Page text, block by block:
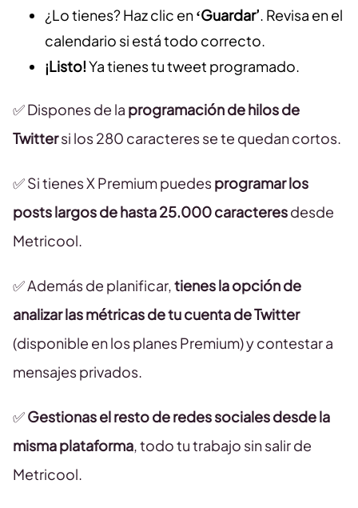
¿Lo tienes? Haz clic en‘Guardar’. Revisa en el
calendario si está todo correcto.
¡Listo!Ya tienes tu tweet programado.
✅ Dispones de la programación de hilos de
Twittersi los 280 caracteres se te quedan cortos.
✅ Si tienes X Premium puedesprogramar los
posts largos de hasta 25.000 caracteresdesde
Metricool.
✅ Además de planificar,tienes la opción de
analizar las métricas de tu cuenta de Twitter
(disponible en los planes Premium) y contestar a
mensajes privados.
✅Gestionas el resto de redes sociales desde la
misma plataforma, todo tu trabajo sin salir de
Metricool.